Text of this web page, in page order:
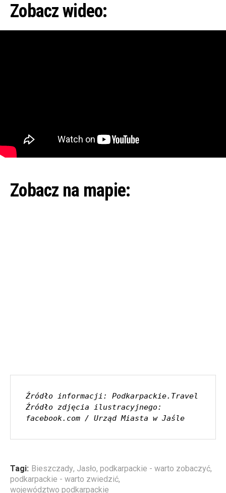
Zobacz wideo:
Zobacz na mapie:
Źródło informacji: Podkarpackie.Travel
Źródło zdjęcia ilustracyjnego:
facebook.com / Urząd Miasta w Jaśle
Tagi: Bieszczady, Jasło, podkarpackie - warto zobaczyć,
podkarpackie - warto zwiedzić,
województwo podkarpackie